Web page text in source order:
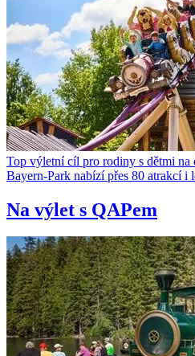
Top výletní cíl pro rodiny s dětmi
Bayern-Park nabízí přes 80 atrakcí i
Na výlet s QAPem